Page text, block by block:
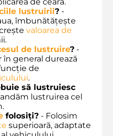
de ceară.
lustruirii? -
îmbunătățește
valoarea de
de lustruire? -
în general durează
de
.
să lustruiesc
lustruirea cel
folosiți? - Folosim
superioară, adaptate